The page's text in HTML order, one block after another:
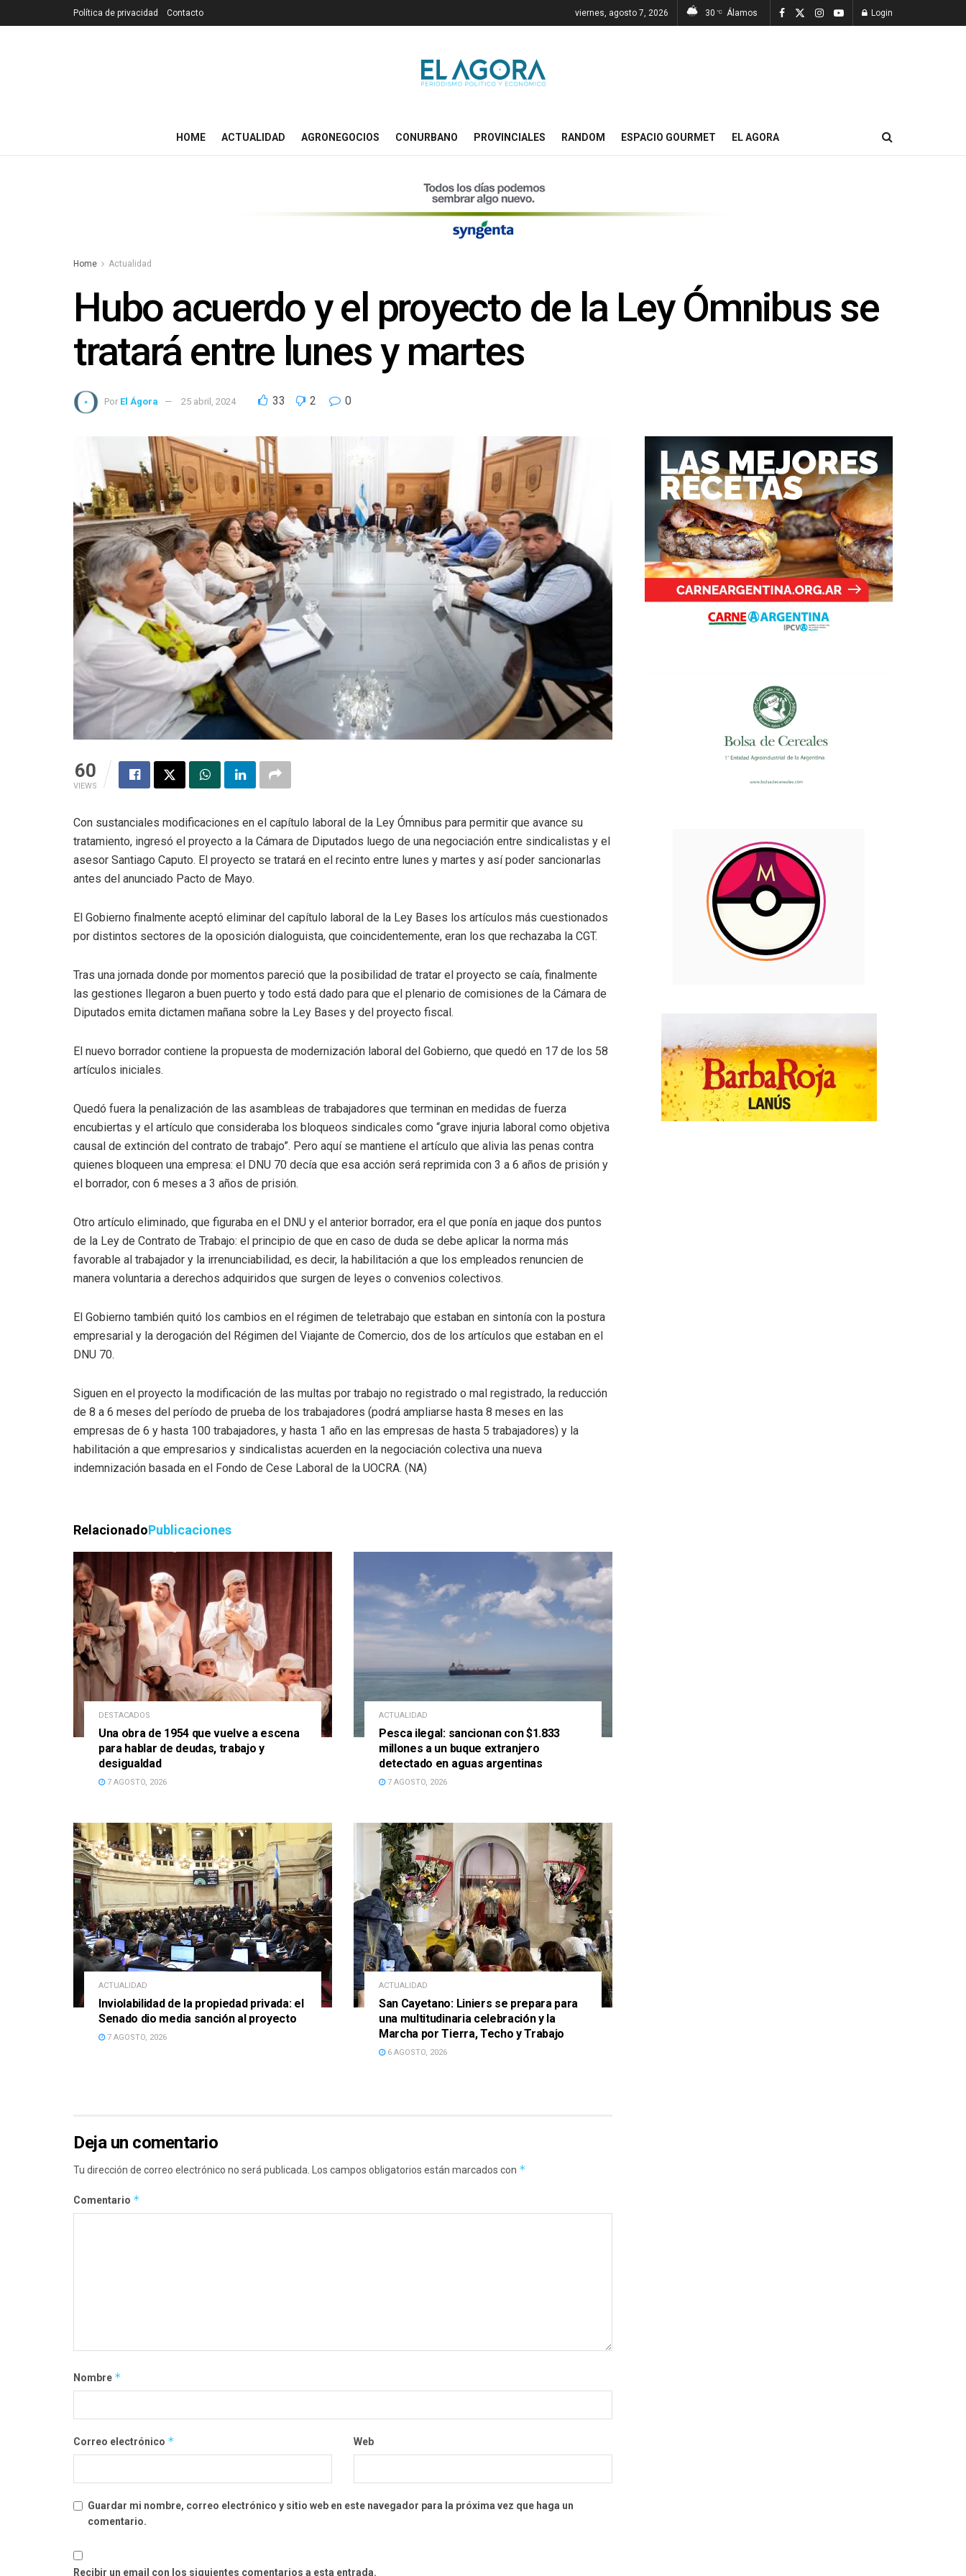
Política de privacidad Contacto viernes, agosto 7, 2026 30 °C Álamos Login
HOME ACTUALIDAD AGRONEGOCIOS CONURBANO PROVINCIALES RANDOM ESPACIO GOURMET EL AGORA
Home Actualidad
Hubo acuerdo y el proyecto de la Ley Ómnibus se
tratará entre lunes y martes
Por El Ágora 25 abril, 2024 33 2 0
60
VIEWS
Con sustanciales modificaciones en el capítulo laboral de la Ley Ómnibus para permitir que avance su
tratamiento, ingresó el proyecto a la Cámara de Diputados luego de una negociación entre sindicalistas y el
asesor Santiago Caputo. El proyecto se tratará en el recinto entre lunes y martes y así poder sancionarlas
antes del anunciado Pacto de Mayo.
El Gobierno finalmente aceptó eliminar del capítulo laboral de la Ley Bases los artículos más cuestionados
por distintos sectores de la oposición dialoguista, que coincidentemente, eran los que rechazaba la CGT.
Tras una jornada donde por momentos pareció que la posibilidad de tratar el proyecto se caía, finalmente
las gestiones llegaron a buen puerto y todo está dado para que el plenario de comisiones de la Cámara de
Diputados emita dictamen mañana sobre la Ley Bases y del proyecto fiscal.
El nuevo borrador contiene la propuesta de modernización laboral del Gobierno, que quedó en 17 de los 58
artículos iniciales.
Quedó fuera la penalización de las asambleas de trabajadores que terminan en medidas de fuerza
encubiertas y el artículo que consideraba los bloqueos sindicales como “grave injuria laboral como objetiva
causal de extinción del contrato de trabajo”. Pero aquí se mantiene el artículo que alivia las penas contra
quienes bloqueen una empresa: el DNU 70 decía que esa acción será reprimida con 3 a 6 años de prisión y
el borrador, con 6 meses a 3 años de prisión.
Otro artículo eliminado, que figuraba en el DNU y el anterior borrador, era el que ponía en jaque dos puntos
de la Ley de Contrato de Trabajo: el principio de que en caso de duda se debe aplicar la norma más
favorable al trabajador y la irrenunciabilidad, es decir, la habilitación a que los empleados renuncien de
manera voluntaria a derechos adquiridos que surgen de leyes o convenios colectivos.
El Gobierno también quitó los cambios en el régimen de teletrabajo que estaban en sintonía con la postura
empresarial y la derogación del Régimen del Viajante de Comercio, dos de los artículos que estaban en el
DNU 70.
Siguen en el proyecto la modificación de las multas por trabajo no registrado o mal registrado, la reducción
de 8 a 6 meses del período de prueba de los trabajadores (podrá ampliarse hasta 8 meses en las
empresas de 6 y hasta 100 trabajadores, y hasta 1 año en las empresas de hasta 5 trabajadores) y la
habilitación a que empresarios y sindicalistas acuerden en la negociación colectiva una nueva
indemnización basada en el Fondo de Cese Laboral de la UOCRA. (NA)
RelacionadoPublicaciones
DESTACADOS
Una obra de 1954 que vuelve a escena
para hablar de deudas, trabajo y
desigualdad
7 AGOSTO, 2026
ACTUALIDAD
Pesca ilegal: sancionan con $1.833
millones a un buque extranjero
detectado en aguas argentinas
7 AGOSTO, 2026
ACTUALIDAD
Inviolabilidad de la propiedad privada: el
Senado dio media sanción al proyecto
7 AGOSTO, 2026
ACTUALIDAD
San Cayetano: Liniers se prepara para
una multitudinaria celebración y la
Marcha por Tierra, Techo y Trabajo
6 AGOSTO, 2026
Deja un comentario
Tu dirección de correo electrónico no será publicada. Los campos obligatorios están marcados con *
Comentario *
Nombre *
Correo electrónico * Web
Guardar mi nombre, correo electrónico y sitio web en este navegador para la próxima vez que haga un
comentario.
Recibir un email con los siguientes comentarios a esta entrada.